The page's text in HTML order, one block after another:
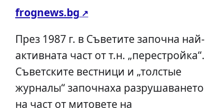
frognews.bg
През 1987 г. в Съветите започна най-
активната част от т.н. „перестройка“.
Съветските вестници и „толстые
журналы“ започнаха разрушаването
на част от митовете на